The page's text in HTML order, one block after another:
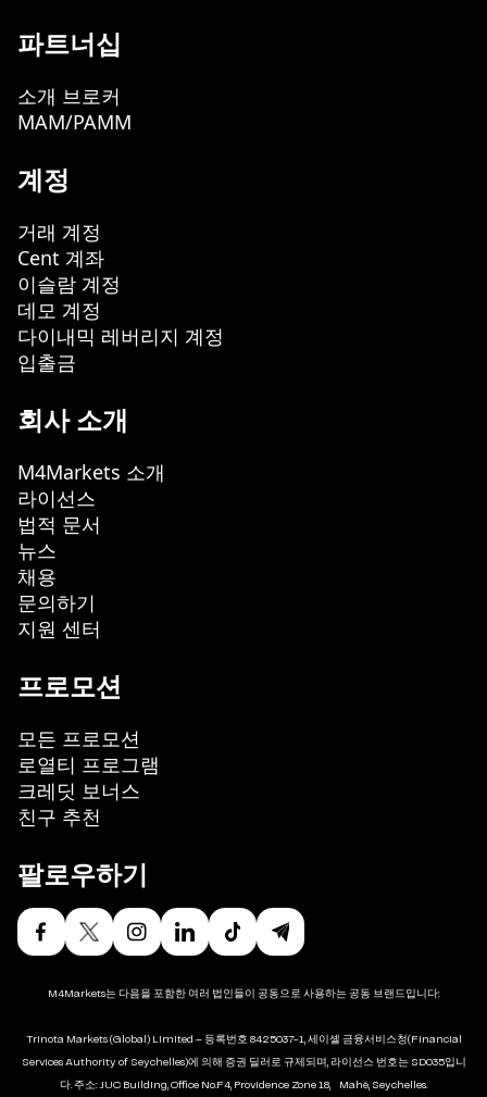
파트너십
소개 브로커
MAM/PAMM
계정
거래 계정
Cent 계좌
이슬람 계정
데모 계정
다이내믹 레버리지 계정
입출금
회사 소개
M4Markets 소개
라이선스
법적 문서
뉴스
채용
문의하기
지원 센터
프로모션
모든 프로모션
로열티 프로그램
크레딧 보너스
친구 추천
팔로우하기
M4Markets는 다음을 포함한 여러 법인들이 공동으로 사용하는 공동 브랜드입니다:
Trinota Markets (Global) Limited – 등록번호 8425037-1, 세이셸 금융서비스청(Financial
Services Authority of Seychelles)에 의해 증권 딜러로 규제되며, 라이선스 번호는 SD035입니
다. 주소: JUC Building, Office No.F4, Providence Zone 18, Mahé, Seychelles.